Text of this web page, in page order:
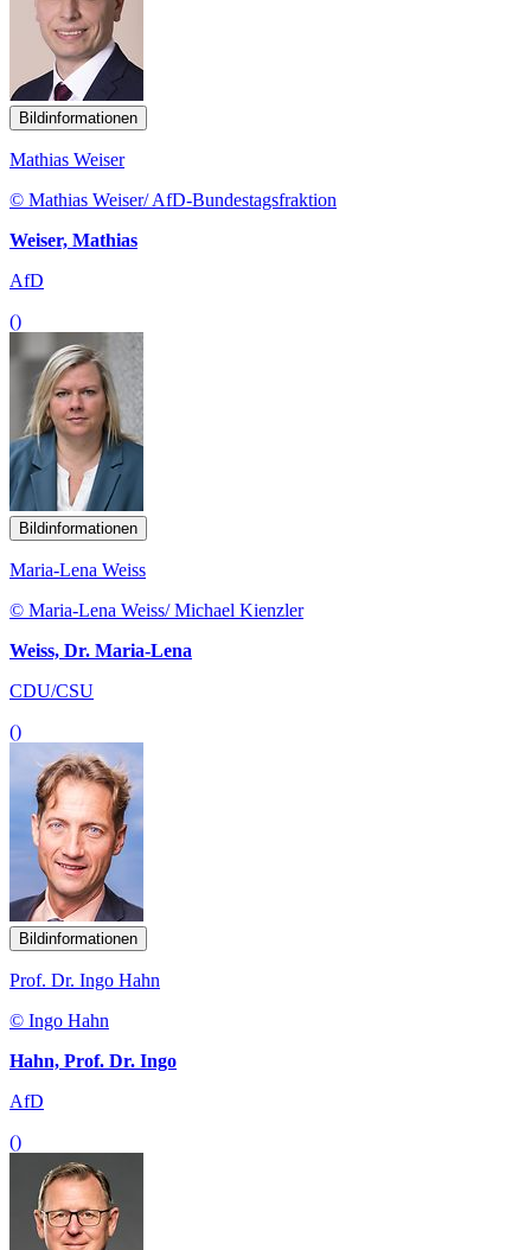
Bildinformationen
Mathias Weiser
© Mathias Weiser/ AfD-Bundestagsfraktion
Weiser, Mathias
AfD
()
Bildinformationen
Maria-Lena Weiss
© Maria-Lena Weiss/ Michael Kienzler
Weiss, Dr. Maria-Lena
CDU/CSU
()
Bildinformationen
Prof. Dr. Ingo Hahn
© Ingo Hahn
Hahn, Prof. Dr. Ingo
AfD
()